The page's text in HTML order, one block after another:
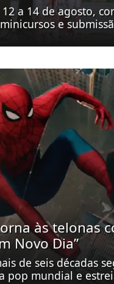
a 14 de agosto,
e
às telonas
Novo Dia”
de seis décadas
pop mundial e